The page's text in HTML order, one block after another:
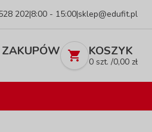
202|8:00 - 15:00|sklep@edufit.pl
KOSZYK
0 szt. /0,00 zł